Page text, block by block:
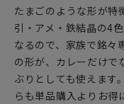
たまごのような形が特
引・アメ・鉄結晶の4
なるので、家族で銘々
の形が、カレーだけで
ぶりとしても使えます
らも単品購入よりお得